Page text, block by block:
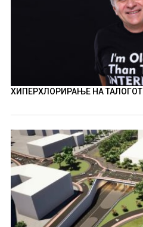
ХИПЕРХЛОРИРАЊЕ НА ТАЛОГОТ